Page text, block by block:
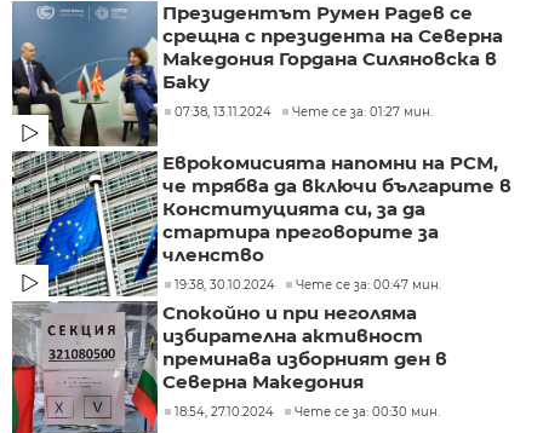
Президентът Румен Радев се
срещна с президента на Северна
Македония Гордана Силяновска в
Баку
07:38, 13.11.2024 Чете се за: 01:27 мин.
Еврокомисията напомни на РСМ,
че трябва да включи българите в
Конституцията си, за да
стартира преговорите за
членство
19:38, 30.10.2024 Чете се за: 00:47 мин.
Спокойно и при неголяма
избирателна активност
преминава изборният ден в
Северна Македония
18:54, 27.10.2024 Чете се за: 00:30 мин.